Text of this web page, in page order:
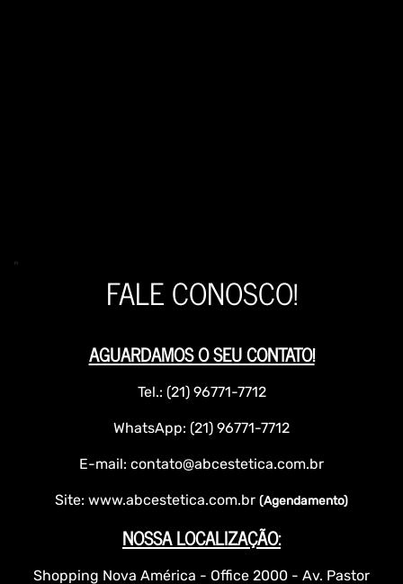
"
FALE CONOSCO!
AGUARDAMOS O SEU CONTATO!
Tel.: (21) 96771-7712
WhatsApp: (21) 96771-7712
E-mail: contato@abcestetica.com.br
Site: www.abcestetica.com.br (Agendamento)
NOSSA LOCALIZAÇÃO:
Shopping Nova América - Office 2000 - Av. Pastor